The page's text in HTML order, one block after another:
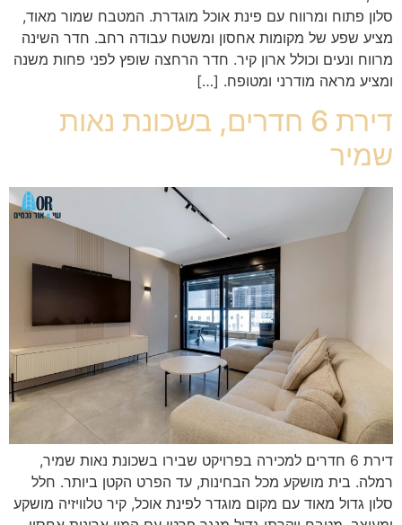
סלון פתוח ומרווח עם פינת אוכל מוגדרת. המטבח שמור מאוד,
מציע שפע של מקומות אחסון ומשטח עבודה רחב. חדר השינה
מרווח ונעים וכולל ארון קיר. חדר הרחצה שופץ לפני פחות משנה
ומציע מראה מודרני ומטופח. […]
דירת 6 חדרים, בשכונת נאות
שמיר
דירת 6 חדרים למכירה בפרויקט שבירו בשכונת נאות שמיר,
רמלה. בית מושקע מכל הבחינות, עד הפרט הקטן ביותר. חלל
סלון גדול מאוד עם מקום מוגדר לפינת אוכל, קיר טלוויזיה מושקע